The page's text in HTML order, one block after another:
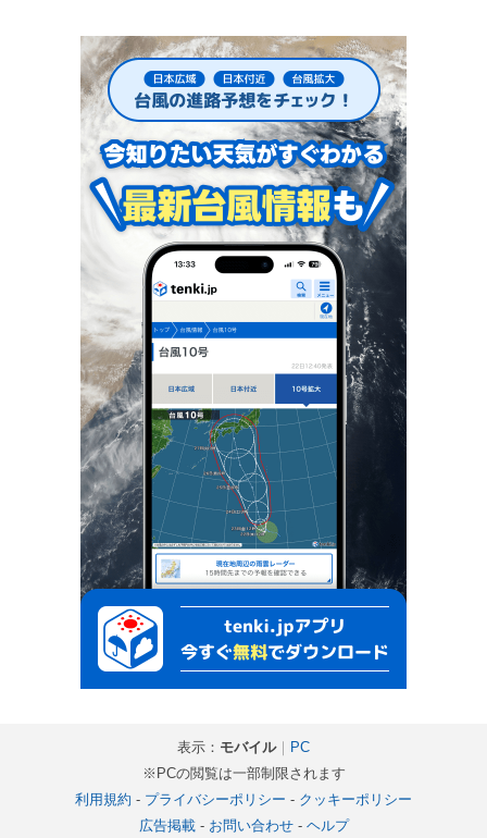
表示： モバイル｜ PC
※PCの閲覧は一部制限されます
利用規約 - プライバシーポリシー - クッキーポリシー
広告掲載- お問い合わせ- ヘルプ